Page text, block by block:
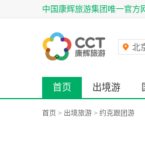
中国康辉旅游集团唯一官方
北
首页 出境游
首页 > 出境旅游 > 约克跟团游